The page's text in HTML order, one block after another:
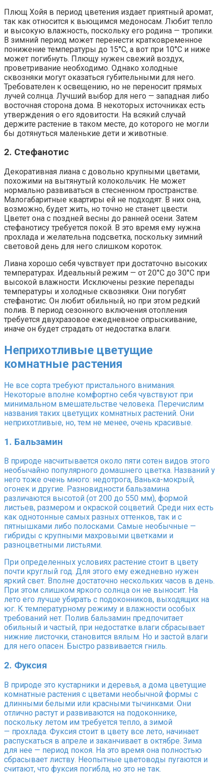
Плющ Хойя в период цветения издает приятный аромат,
так как относится к вьющимся медоносам. Любит тепло
и высокую влажность, поскольку его родина — тропики.
В зимний период может перенести кратковременное
понижение температуры до 15°С, а вот при 10°С и ниже
может погибнуть. Плющу нужен свежий воздух,
проветривание необходимо. Однако холодные
сквозняки могут оказаться губительными для него.
Требователен к освещению, но не переносит прямых
лучей солнца. Лучший выбор для него — западная либо
восточная сторона дома. В некоторых источниках есть
утверждения о его ядовитости. На всякий случай
держите растение в таком месте, до которого не могли
бы дотянуться маленькие дети и животные.
2. Стефанотис
Декоративная лиана с довольно крупными цветами,
похожими на вытянутый колокольчик. Не может
нормально развиваться в стесненном пространстве.
Малогабаритные квартиры ей не подходят. В них она,
возможно, будет жить, но точно не станет цвести.
Цветет она с поздней весны до ранней осени. Затем
стефанотису требуется покой. В это время ему нужна
прохлада и желательна подсветка, поскольку зимний
световой день для него слишком короток.
Лиана хорошо себя чувствует при достаточно высоких
температурах. Идеальный режим — от 20°С до 30°С при
высокой влажности. Исключены резкие перепады
температуры и холодные сквозняки. Они погубят
стефанотис. Он любит обильный, но при этом редкий
полив. В период сезонного включения отопления
требуется двухразовое ежедневное опрыскивание,
иначе он будет страдать от недостатка влаги.
Неприхотливые цветущие
комнатные растения
Не все сорта требуют пристального внимания.
Некоторые вполне комфортно себя чувствуют при
минимальном вмешательстве человека. Перечислим
названия таких цветущих комнатных растений. Они
неприхотливые, но, тем не менее, очень красивые.
1. Бальзамин
В природе насчитывается около пяти сотен видов этого
необычайно популярного домашнего цветка. Названий у
него тоже очень много: недотрога, Ванька-мокрый,
огонек и другие. Разновидности бальзамина
различаются высотой (от 200 до 550 мм), формой
листьев, размером и окраской соцветий. Среди них есть
как однотонные самых разных оттенков, так и с
пятнышками либо полосками. Самые необычные —
гибриды с крупными махровыми цветками и
разноцветными листьями.
При определенных условиях растение стоит в цвету
почти круглый год. Для этого ему ежедневно нужен
яркий свет. Вполне достаточно нескольких часов в день.
При этом слишком яркого солнца он не выносит. На
лето его лучше убирать с подоконников, выходящих на
юг. К температурному режиму и влажности особых
требований нет. Полив бальзамин предпочитает
обильный и частый, при недостатке влаги сбрасывает
нижние листочки, становится вялым. Но и застой влаги
для него опасен. Быстро развивается гниль.
2. Фуксия
В природе это кустарники и деревья, а дома цветущие
комнатные растения с цветами необычной формы с
длинными белыми или красными тычинками. Они
отлично растут и развиваются на подоконнике,
поскольку летом им требуется тепло, а зимой
— прохлада. Фуксия стоит в цвету все лето, начинает
распускаться в апреле и заканчивает в октябре. Зима
для нее — период покоя. На это время она полностью
сбрасывает листву. Неопытные цветоводы пугаются и
считают, что фуксия погибла, но это не так.